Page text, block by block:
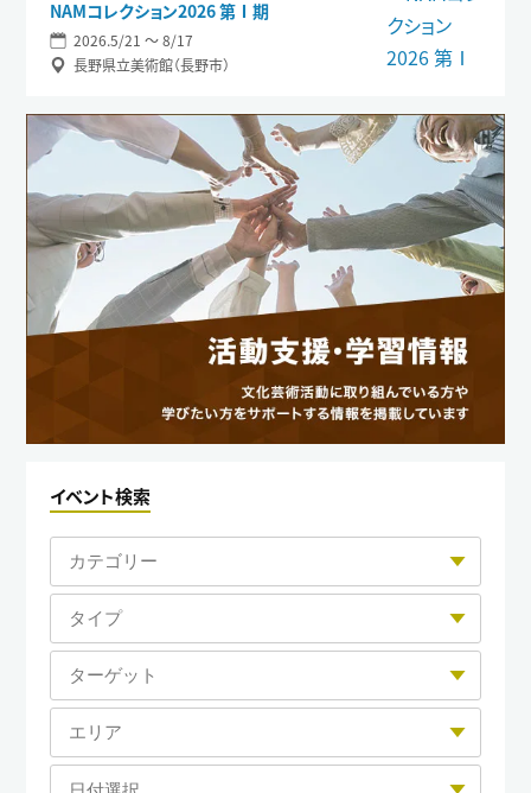
NAMコレクション2026 第Ⅰ期
2026.5/21 〜 8/17
長野県立美術館（長野市）
イベント検索